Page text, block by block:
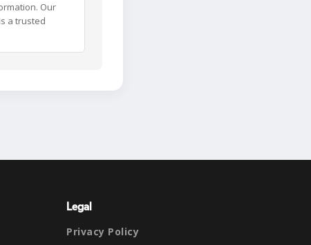
Our
a trusted
Legal
Privacy Policy